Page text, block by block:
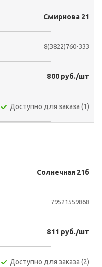
Смирнова 21
8(3822)760-333
800 руб./шт
Доступно для заказа (1)
Солнечная 21б
79521559868
811 руб./шт
Доступно для заказа (2)